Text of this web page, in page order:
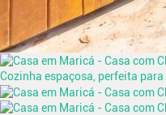
Cozinha espaçosa, perfeita